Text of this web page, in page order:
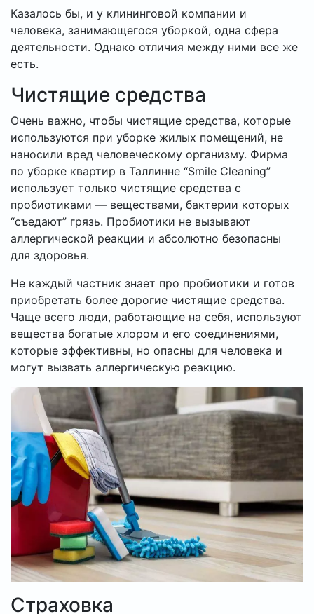
Казалось бы, и у клининговой компании и
человека, занимающегося уборкой, одна сфера
деятельности. Однако отличия между ними все же
есть.
Чистящие средства
Очень важно, чтобы чистящие средства, которые
используются при уборке жилых помещений, не
наносили вред человеческому организму. Фирма
по уборке квартир в Таллинне “Smile Cleaning”
использует только чистящие средства с
пробиотиками — веществами, бактерии которых
“съедают” грязь. Пробиотики не вызывают
аллергической реакции и абсолютно безопасны
для здоровья.
Не каждый частник знает про пробиотики и готов
приобретать более дорогие чистящие средства.
Чаще всего люди, работающие на себя, используют
вещества богатые хлором и его соединениями,
которые эффективны, но опасны для человека и
могут вызвать аллергическую реакцию.
Страховка